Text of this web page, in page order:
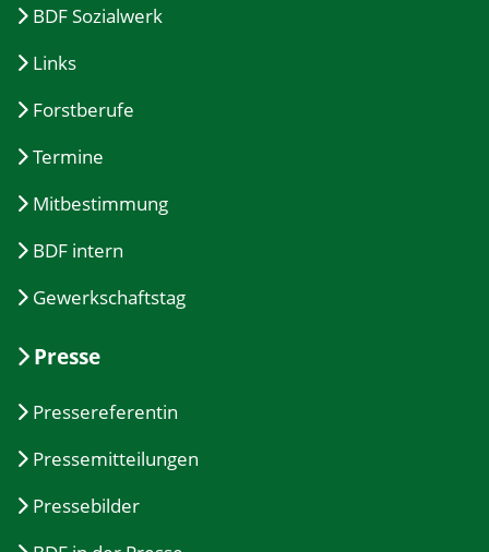
BDF Sozialwerk
Links
Forstberufe
Termine
Mitbestimmung
BDF intern
Gewerkschaftstag
Presse
Pressereferentin
Pressemitteilungen
Pressebilder